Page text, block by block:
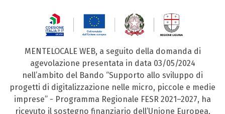
MENTELOCALE WEB, a seguito della domanda di
agevolazione presentata in data 03/05/2024
nell’ambito del Bando “Supporto allo sviluppo di
progetti di digitalizzazione nelle micro, piccole e medie
imprese” - Programma Regionale FESR 2021–2027, ha
ricevuto il sostegno finanziario dell’Unione Europea,